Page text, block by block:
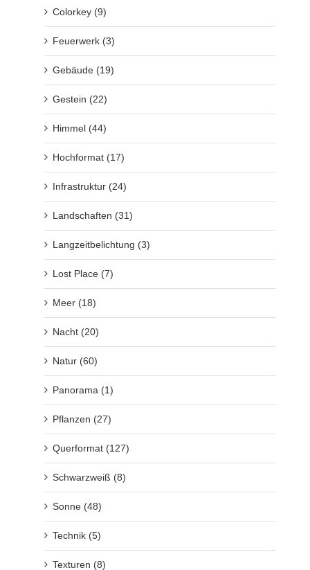
Colorkey (9)
Feuerwerk (3)
Gebäude (19)
Gestein (22)
Himmel (44)
Hochformat (17)
Infrastruktur (24)
Landschaften (31)
Langzeitbelichtung (3)
Lost Place (7)
Meer (18)
Nacht (20)
Natur (60)
Panorama (1)
Pflanzen (27)
Querformat (127)
Schwarzweiß (8)
Sonne (48)
Technik (5)
Texturen (8)